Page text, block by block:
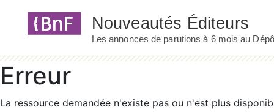
Erreur
La ressource demandée n'existe pas ou n'est plus